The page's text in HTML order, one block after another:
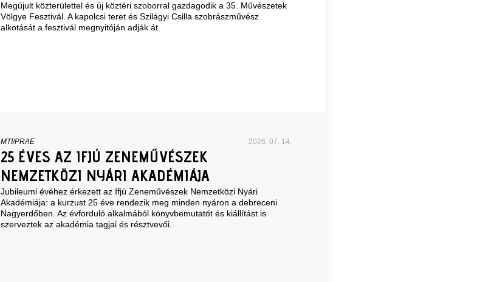
Megújult közterülettel és új köztéri szoborral gazdagodik a 35. Művészetek
Völgye Fesztivál. A kapolcsi teret és Szilágyi Csilla szobrászművész
alkotását a fesztivál megnyitóján adják át.
MTI/PRAE 2026. 07. 14.
25 ÉVES AZ IFJÚ ZENEMŰVÉSZEK
NEMZETKÖZI NYÁRI AKADÉMIÁJA
Jubileumi évéhez érkezett az Ifjú Zeneművészek Nemzetközi Nyári
Akadémiája: a kurzust 25 éve rendezik meg minden nyáron a debreceni
Nagyerdőben. Az évforduló alkalmából könyvbemutatót és kiállítást is
szerveztek az akadémia tagjai és résztvevői.